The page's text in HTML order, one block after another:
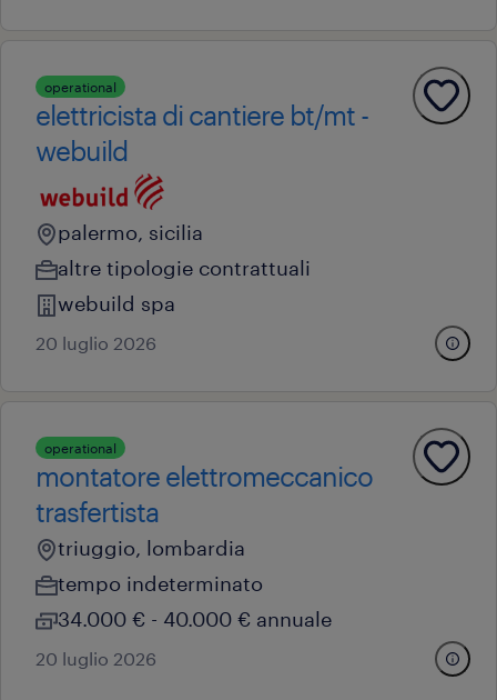
operational
elettricista di cantiere bt/mt -
webuild
palermo, sicilia
altre tipologie contrattuali
webuild spa
20 luglio 2026
operational
montatore elettromeccanico
trasfertista
triuggio, lombardia
tempo indeterminato
34.000 € - 40.000 € annuale
20 luglio 2026